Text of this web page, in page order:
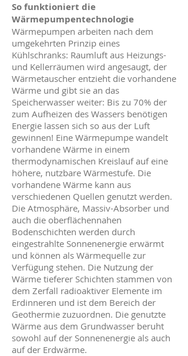
So funktioniert die
Wärmepumpentechnologie
Wärmepumpen arbeiten nach dem
umgekehrten Prinzip eines
Kühlschranks: Raumluft aus Heizungs-
und Kellerräumen wird angesaugt, der
Wärmetauscher entzieht die vorhandene
Wärme und gibt sie an das
Speicherwasser weiter: Bis zu 70% der
zum Aufheizen des Wassers benötigen
Energie lassen sich so aus der Luft
gewinnen! Eine Wärmepumpe wandelt
vorhandene Wärme in einem
thermodynamischen Kreislauf auf eine
höhere, nutzbare Wärmestufe. Die
vorhandene Wärme kann aus
verschiedenen Quellen genutzt werden.
Die Atmosphäre, Massiv-Absorber und
auch die oberflächennahen
Bodenschichten werden durch
eingestrahlte Sonnenenergie erwärmt
und können als Wärmequelle zur
Verfügung stehen. Die Nutzung der
Wärme tieferer Schichten stammen von
dem Zerfall radioaktiver Elemente im
Erdinneren und ist dem Bereich der
Geothermie zuzuordnen. Die genutzte
Wärme aus dem Grundwasser beruht
sowohl auf der Sonnenenergie als auch
auf der Erdwärme.